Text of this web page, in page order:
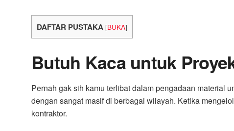
DAFTAR PUSTAKA [BUKA]
Butuh Kaca untuk
Pernah gak sih kamu terlibat dalam pengadaan material
dengan sangat masif di berbagai wilayah. Ketika
kontraktor.